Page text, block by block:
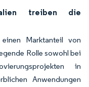
treiben die
einen Marktanteil von
Rolle sowohl bei
in
Anwendungen